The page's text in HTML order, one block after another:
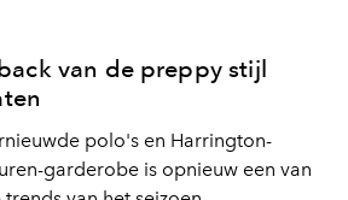
van de preppy stijl
polo's en Harrington-
garderobe is opnieuw een van